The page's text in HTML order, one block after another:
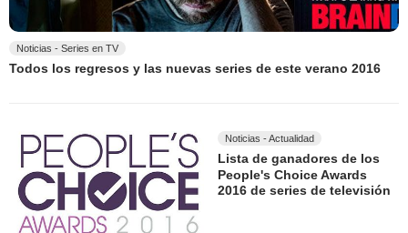
Noticias - Series en TV
Todos los regresos y las nuevas series de este verano 2016
Noticias - Actualidad
Lista de ganadores de los
People's Choice Awards
2016 de series de televisión